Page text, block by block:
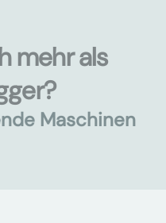
mehr als
Maschinen